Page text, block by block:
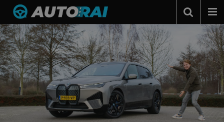
Autonieuws
Podcast
Autotests
Automerken
Adverteren